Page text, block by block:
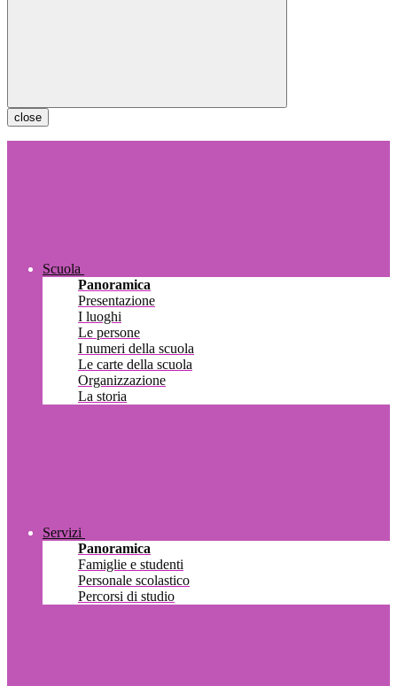
close
Scuola
Panoramica
Presentazione
I luoghi
Le persone
I numeri della scuola
Le carte della scuola
Organizzazione
La storia
Servizi
Panoramica
Famiglie e studenti
Personale scolastico
Percorsi di studio